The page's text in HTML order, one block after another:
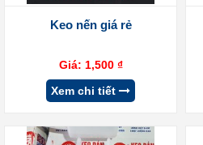
Keo nến giá rẻ
Giá: 1,500 ₫
Xem chi tiết